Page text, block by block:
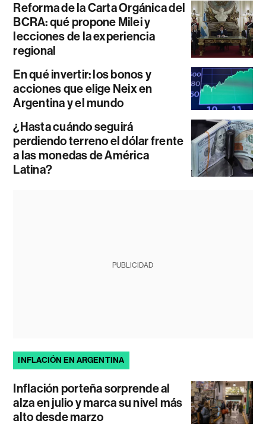
Reforma de la Carta Orgánica del
BCRA: qué propone Milei y
lecciones de la experiencia
regional
En qué invertir: los bonos y
acciones que elige Neix en
Argentina y el mundo
¿Hasta cuándo seguirá
perdiendo terreno el dólar frente
a las monedas de América
Latina?
PUBLICIDAD
INFLACIÓN EN ARGENTINA
Inflación porteña sorprende al
alza en julio y marca su nivel más
alto desde marzo